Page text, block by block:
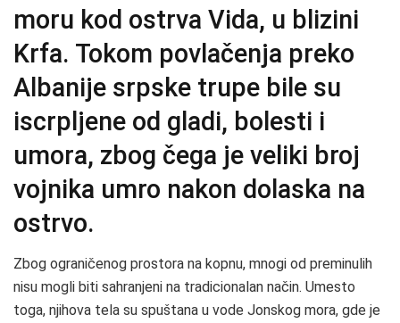
moru kod ostrva Vida, u blizini
Krfa. Tokom povlačenja preko
Albanije srpske trupe bile su
iscrpljene od gladi, bolesti i
umora, zbog čega je veliki broj
vojnika umro nakon dolaska na
ostrvo.
Zbog ograničenog prostora na kopnu, mnogi od preminulih
nisu mogli biti sahranjeni na tradicionalan način. Umesto
toga, njihova tela su spuštana u vode Jonskog mora, gde je